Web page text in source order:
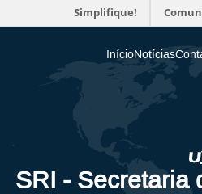
Simplifique!
InícioNotícias
SRI - Secretaria